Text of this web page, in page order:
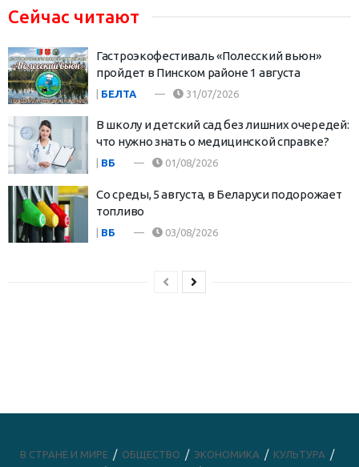
Сейчас читают
Гастроэкофестиваль «Полесский вьюн»
пройдет в Пинском районе 1 августа
| БЕЛТА 31/07/2026
В школу и детский сад без лишних очередей:
что нужно знать о медицинской справке?
ВБ 01/08/2026
Со среды, 5 августа, в Беларуси подорожает
топливо
| ВБ 03/08/2026
В СТРАНЕ И МИРЕ ОБЩЕСТВО ЭКОНОМИКА
КУЛЬТУРА